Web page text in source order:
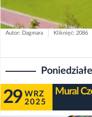
Autor: Dagmara Kliknięć: 2086
29 WRZ
2025
Mural